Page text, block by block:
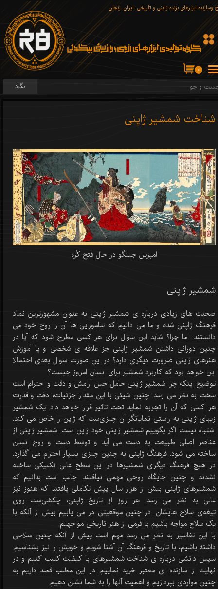
وسازنده ابزارهای برّنده ژاپنی و تاریخی. ایران- زنجان
۰
بگرد
شناخت شمشیر ژاپنی
امپرس جینگو در حال فتح کُره
شمشیر ژاپنی
صحبت های زیادی درباره ی شمشیر ژاپنی به عنوان مشهورترین نماد
فرهنگ ژاپنی شده و ما می دانیم که سامورایی ها آن را روح خود می
دانستند. اما چرا؟ شاید این سوال برای هر کسی مطرح شود که آیا در
چنین دورانی داشتن شمشیر ژاپنی جز علاقه ی شخصی و یا آموزش
هنرهای ژاپنی ضرورت دیگری دارد؟ در این صورت سوال بعدی احتمالا
این خواهد بود که کاربرد شمشیر برای انسان امروز چیست؟
توضیح اینکه چرا شمشیر ژاپنی حامل حس آرامش و دقت و احترام است
سخت به نظر می رسد. چنین شیئی با این مقدار جزئیات، دقت و قدرت
هر کسی که آن را تجربه نماید تحت تاثیر قرار خواهد داد. یک شمشیر
زیبای ژاپنی به راستی نمایانگر آن چیزی‌ست که ژاپن را خاص می کند.
اشتباه نیست اگر بگوییم شمشیرِ ژاپنی خود ژاپن است. شمشیر ژاپنی از
عناصر اصلی طبیعت به دست می آید و توسط دست و روح انسان
ساخته می شود. فرهنگ ژاپنی به چنین چیزی بسیار احترام می گذارد.
در هیچ فرهنگ دیگری شمشیرها در این سطح عالی تکنیکی ساخته
نشدند و چنین جایگاه روحی مهمی نیافتند. جالب است بدانیم که
شمشیرهای ژاپنی بیش از هزار سال پیش تکاملی یافتند که هنوز نیز
عالی به نظر می رسد. هر روز از تاریخ ژاپنی، چکشی‌ست روی
تیغه‌ی سلاح هایشان. در چنین موقعیتی در می یابیم بیش از آنکه با
یک سلاح مواجه باشیم با فرمی از هنر تاریخی مواجهیم.
با این تفاسیر به نظر می رسد مهم است پیش از آنکه چنین سلاحی
داشته باشیم، با تاریخ و فرهنگ آن آشنا شویم و خویش را نیز بشناسیم.
سپس دانشی درباره ی شناخت شمشیرهای با کیفیت کسب کنیم و در
نهایت از سازنده ای معتبر خرید نماییم. در این مطلب قصد داریم به
چنین مواردی بپردازیم و اهمیت آنها را به شما نشان دهیم.